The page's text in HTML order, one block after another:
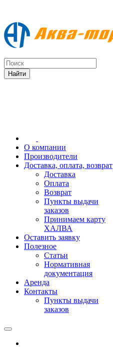
О компании
Производители
Доставка, оплата, возврат
Доставка
Оплата
Возврат
Пункты выдачи
заказов
Принимаем карту
ХАЛВА
Оставить заявку
Полезное
Статьи
Нормативная
документация
Аренда
Контакты
Пункты выдачи
заказов